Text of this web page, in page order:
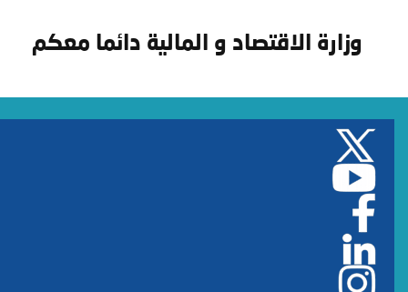
وزارة الاقتصاد و المالية دائما معكم